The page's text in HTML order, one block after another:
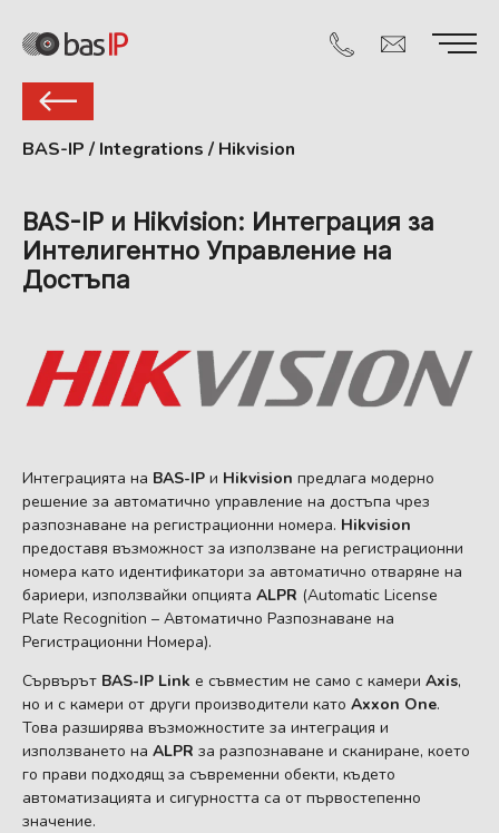
BAS-IP / Integrations / Hikvision
BAS-IP и Hikvision: Интеграция за
Интелигентно Управление на
Достъпа
Интеграцията на BAS-IP и Hikvision предлага модерно
решение за автоматично управление на достъпа чрез
разпознаване на регистрационни номера. Hikvision
предоставя възможност за използване на регистрационни
номера като идентификатори за автоматично отваряне на
бариери, използвайки опцията ALPR (Automatic License
Plate Recognition – Автоматично Разпознаване на
Регистрационни Номера).
Сървърът BAS-IP Link е съвместим не само с камери Axis,
но и с камери от други производители като Axxon One.
Това разширява възможностите за интеграция и
използването на ALPR за разпознаване и сканиране, което
го прави подходящ за съвременни обекти, където
автоматизацията и сигурността са от първостепенно
значение.